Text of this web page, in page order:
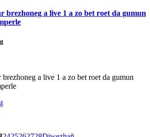
brezhoneg a live 1 a zo bet roet da gumun
brezhoneg a live 1 a zo bet roet da gumun